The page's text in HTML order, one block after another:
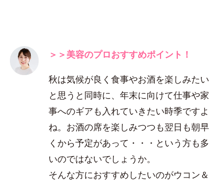
＞＞美容のプロおすすめポイント！
秋は気候が良く食事やお酒を楽しみたい
と思うと同時に、年末に向けて仕事や家
事へのギアも入れていきたい時季ですよ
ね。お酒の席を楽しみつつも翌日も朝早
くから予定があって・・・という方も多
いのではないでしょうか。
そんな方におすすめしたいのがウコン＆